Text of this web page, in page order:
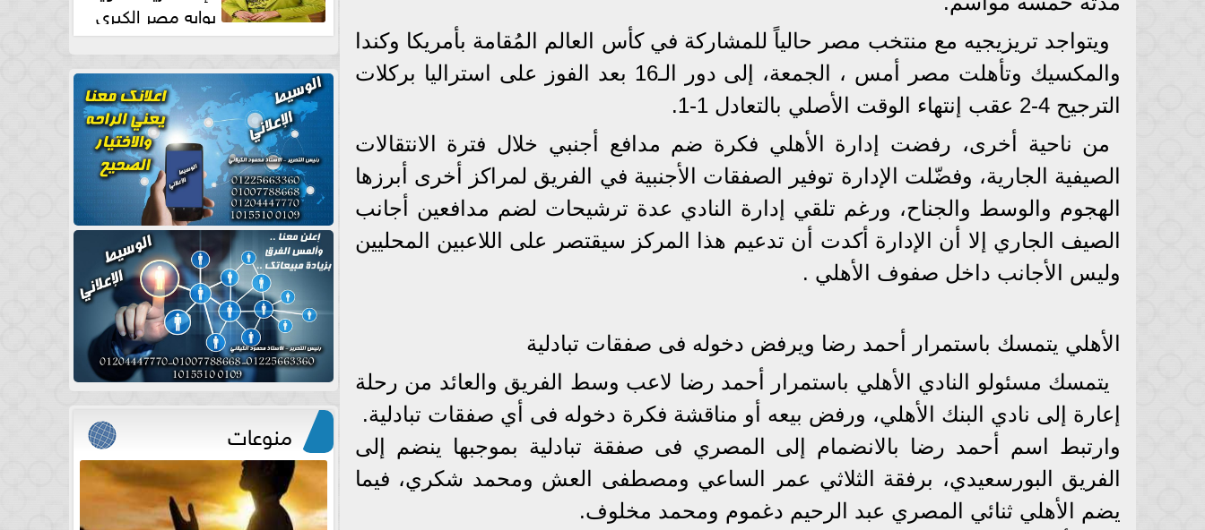
ويتواجد تريزيجيه مع منتخب مصر حالياً للمشاركة في كأس العالم المُقامة بأمريكا وكندا
والمكسيك وتأهلت مصر أمس ، الجمعة، إلى دور الـ16 بعد الفوز على استراليا بركلات
الترجيح 4-2 عقب إنتهاء الوقت الأصلي بالتعادل 1-1.
من ناحية أخرى، رفضت إدارة الأهلي فكرة ضم مدافع أجنبي خلال فترة الانتقالات
الصيفية الجارية، وفضّلت الإدارة توفير الصفقات الأجنبية في الفريق لمراكز أخرى أبرزها
الهجوم والوسط والجناح، ورغم تلقي إدارة النادي عدة ترشيحات لضم مدافعين أجانب
الصيف الجاري إلا أن الإدارة أكدت أن تدعيم هذا المركز سيقتصر على اللاعبين المحليين
وليس الأجانب داخل صفوف الأهلي .
الأهلي يتمسك باستمرار أحمد رضا ويرفض دخوله فى صفقات تبادلية
يتمسك مسئولو النادي الأهلي باستمرار أحمد رضا لاعب وسط الفريق والعائد من رحلة
إعارة إلى نادي البنك الأهلي، ورفض بيعه أو مناقشة فكرة دخوله فى أي صفقات تبادلية.
وارتبط اسم أحمد رضا بالانضمام إلى المصري فى صفقة تبادلية بموجبها ينضم إلى
الفريق البورسعيدي، برفقة الثلاثي عمر الساعي ومصطفى العش ومحمد شكري، فيما
يضم الأهلي ثنائي المصري عبد الرحيم دغموم ومحمد مخلوف.
بوابه مصر الكبري
للتجارة العالمية بقلم د...
منوعات